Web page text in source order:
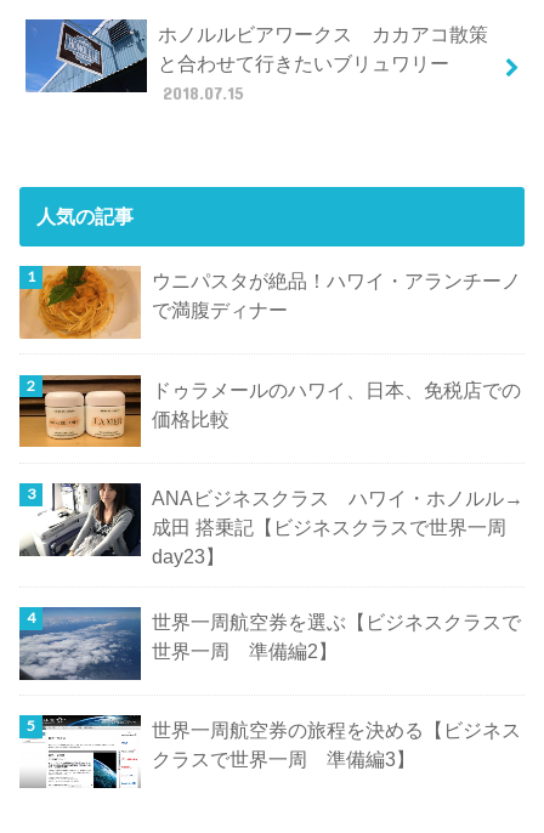
ホノルルビアワークス カカアコ散策
と合わせて行きたいブリュワリー
2018.07.15
人気の記事
ウニパスタが絶品！ハワイ・アランチーノ
で満腹ディナー
ドゥラメールのハワイ、日本、免税店での
価格比較
ANAビジネスクラス ハワイ・ホノルル→
成田 搭乗記【ビジネスクラスで世界一周
day23】
世界一周航空券を選ぶ【ビジネスクラスで
世界一周 準備編2】
世界一周航空券の旅程を決める【ビジネス
クラスで世界一周 準備編3】